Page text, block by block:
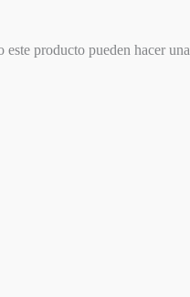
producto pueden hacer una